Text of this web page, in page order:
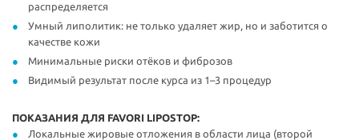
распределяется
Умный липолитик: не только удаляет жир, но и заботится о
качестве кожи
Минимальные риски отёков и фиброзов
Видимый результат после курса из 1–3 процедур
ПОКАЗАНИЯ ДЛЯ FAVORI LIPOSTOP:
Локальные жировые отложения в области лица (второй